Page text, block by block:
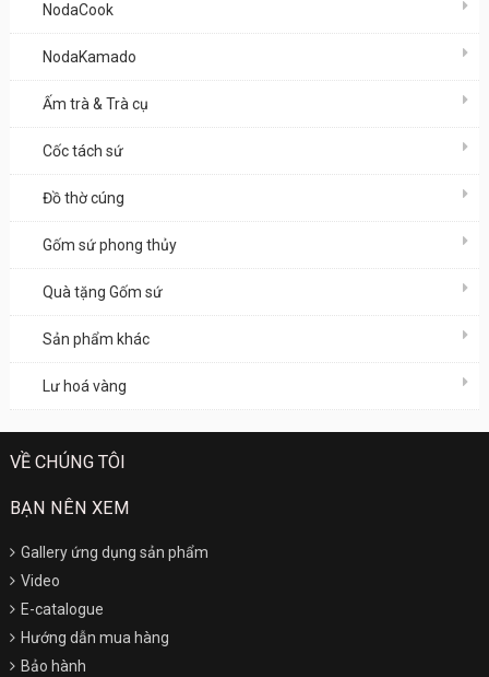
NodaCook
NodaKamado
Ấm trà & Trà cụ
Cốc tách sứ
Đồ thờ cúng
Gốm sứ phong thủy
Quà tặng Gốm sứ
Sản phẩm khác
Lư hoá vàng
VỀ CHÚNG TÔI
BẠN NÊN XEM
Gallery ứng dụng sản phẩm
Video
E-catalogue
Hướng dẫn mua hàng
Bảo hành